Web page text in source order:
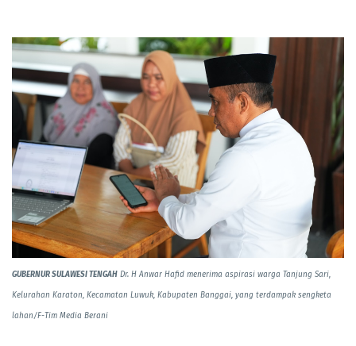
GUBERNUR SULAWESI TENGAH Dr. H Anwar Hafid menerima aspirasi warga Tanjung Sari,
Kelurahan Karaton, Kecamatan Luwuk, Kabupaten Banggai, yang terdampak sengketa
lahan/F-Tim Media Berani